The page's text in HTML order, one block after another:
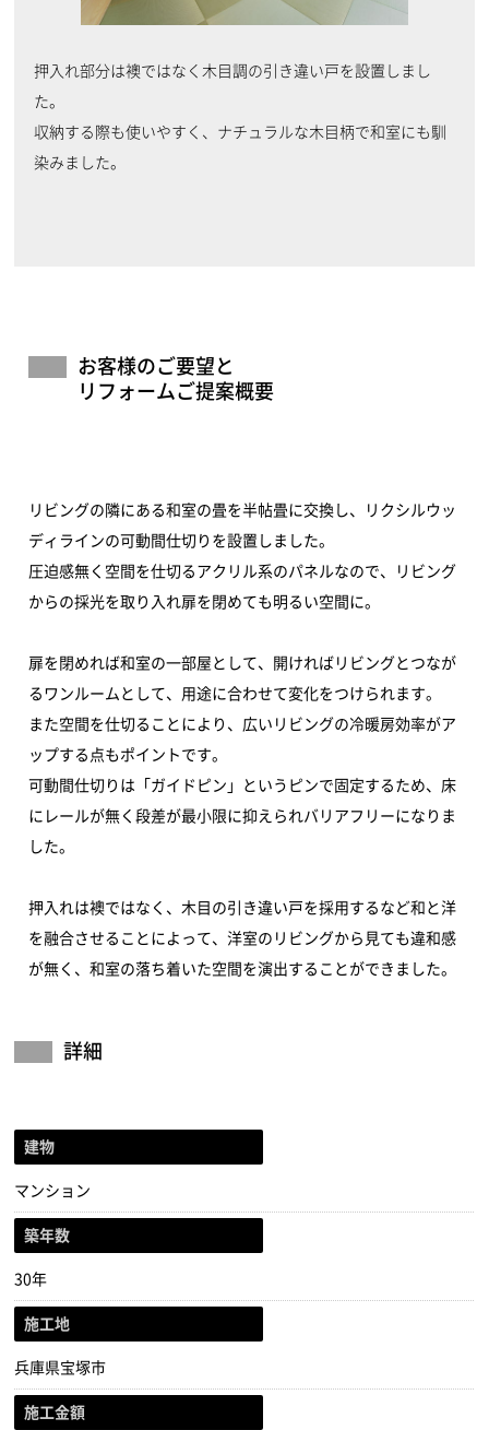
押入れ部分は襖ではなく木目調の引き違い戸を設置しまし
た。
収納する際も使いやすく、ナチュラルな木目柄で和室にも馴
染みました。
お客様のご要望と
リフォームご提案概要
リビングの隣にある和室の畳を半帖畳に交換し、リクシルウッ
ディラインの可動間仕切りを設置しました。
圧迫感無く空間を仕切るアクリル系のパネルなので、リビング
からの採光を取り入れ扉を閉めても明るい空間に。
扉を閉めれば和室の一部屋として、開ければリビングとつなが
るワンルームとして、用途に合わせて変化をつけられます。
また空間を仕切ることにより、広いリビングの冷暖房効率がア
ップする点もポイントです。
可動間仕切りは「ガイドピン」というピンで固定するため、床
にレールが無く段差が最小限に抑えられバリアフリーになりま
した。
押入れは襖ではなく、木目の引き違い戸を採用するなど和と洋
を融合させることによって、洋室のリビングから見ても違和感
が無く、和室の落ち着いた空間を演出することができました。
詳細
建物
マンション
築年数
30年
施工地
兵庫県宝塚市
施工金額